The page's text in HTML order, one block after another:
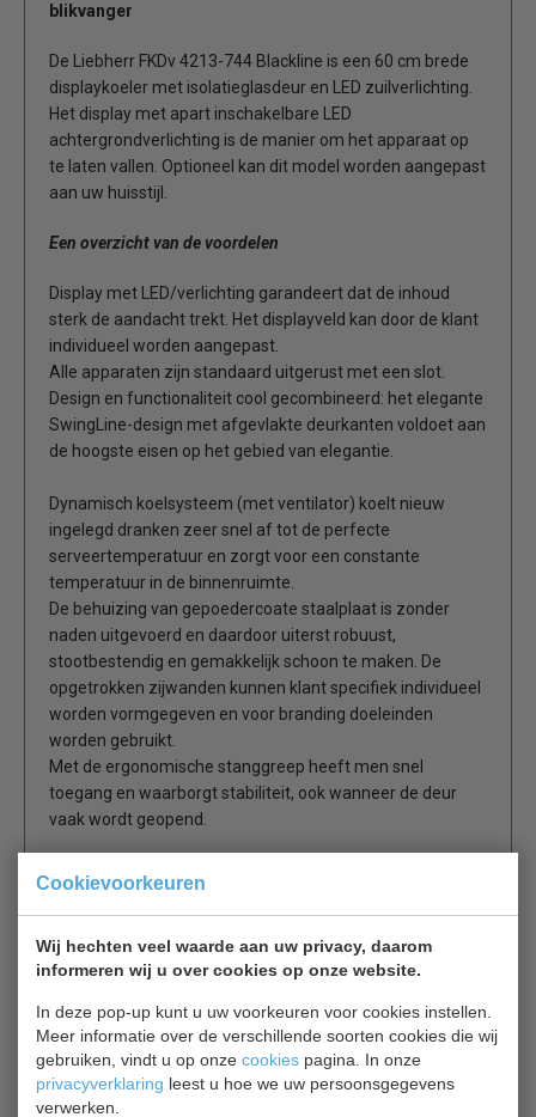
Cookievoorkeuren
Wij hechten veel waarde aan uw privacy, daarom
informeren wij u over cookies op onze website.
In deze pop-up kunt u uw voorkeuren voor cookies instellen.
Meer informatie over de verschillende soorten cookies die wij
gebruiken, vindt u op onze cookies pagina. In onze
privacyverklaring leest u hoe we uw persoonsgegevens
verwerken.
blikvanger
De Liebherr FKDv 4213-744 Blackline is een 60 cm brede
displaykoeler met isolatieglasdeur en LED zuilverlichting.
Het display met apart inschakelbare LED
achtergrondverlichting is de manier om het apparaat op
te laten vallen. Optioneel kan dit model worden aangepast
aan uw huisstijl.
Een overzicht van de voordelen
Display met LED/verlichting garandeert dat de inhoud
sterk de aandacht trekt. Het displayveld kan door de klant
individueel worden aangepast.
Alle apparaten zijn standaard uitgerust met een slot.
Design en functionaliteit cool gecombineerd: het elegante
SwingLine-design met afgevlakte deurkanten voldoet aan
de hoogste eisen op het gebied van elegantie.
Dynamisch koelsysteem (met ventilator) koelt nieuw
ingelegd dranken zeer snel af tot de perfecte
serveertemperatuur en zorgt voor een constante
temperatuur in de binnenruimte.
De behuizing van gepoedercoate staalplaat is zonder
naden uitgevoerd en daardoor uiterst robuust,
stootbestendig en gemakkelijk schoon te maken. De
opgetrokken zijwanden kunnen klant specifiek individueel
worden vormgegeven en voor branding doeleinden
worden gebruikt.
Met de ergonomische stanggreep heeft men snel
toegang en waarborgt stabiliteit, ook wanneer de deur
vaak wordt geopend.
RoHS- en WEEE-conform door toepassing van
Het natuurlijke en HFK-vrije koelmiddel R 600a is
milieuvriendelijke en in combinatie met krachtige
compressoren zeer energie-efficiënt.
De verwisselbare deurscharniering maakt aanpassing aan
de werkplek mogelijk.
Bij het openen van de deur minimaliseert het automatisch
uitschakelen van de ventilatie het uitstromen van koude